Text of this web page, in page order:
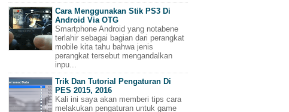
Cara Menggunakan Stik PS3 Di
Android Via OTG
Smartphone Android yang notabene
terlahir sebagai bagian dari perangkat
mobile kita tahu bahwa jenis
perangkat tersebut mengandalkan
inpu...
Trik Dan Tutorial Pengaturan Di
PES 2015, 2016
Kali ini saya akan memberi tips cara
melakukan pengaturan untuk game